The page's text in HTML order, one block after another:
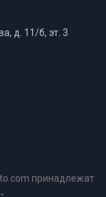
д. 11/б, эт. 3
принадлежат